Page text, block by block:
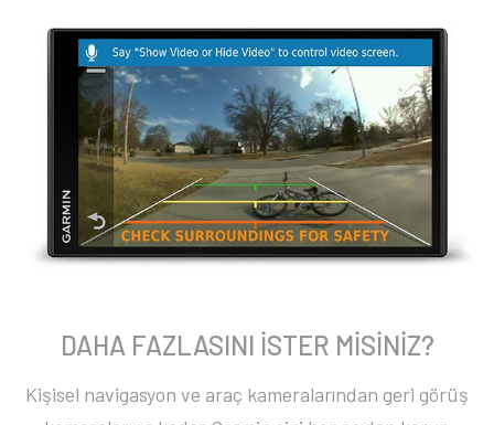
DAHA FAZLASINI İSTER MİSİNİZ?
Kişisel navigasyon ve araç kameralarından geri görüş